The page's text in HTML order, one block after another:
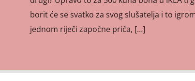
borit će se svatko za svog slušatelja i to
jednom riječi započne priča, […]